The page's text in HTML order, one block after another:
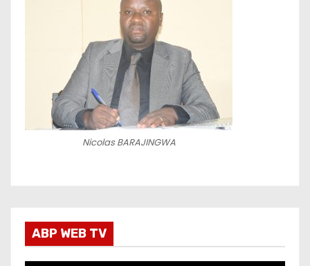
Nicolas BARAJINGWA
ABP WEB TV